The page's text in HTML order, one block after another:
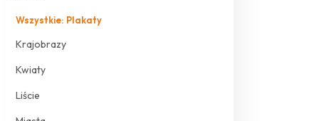
Wszystkie: Plakaty
Krajobrazy
Kwiaty
Liście